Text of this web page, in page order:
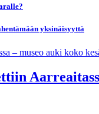
yksinäisyyttä